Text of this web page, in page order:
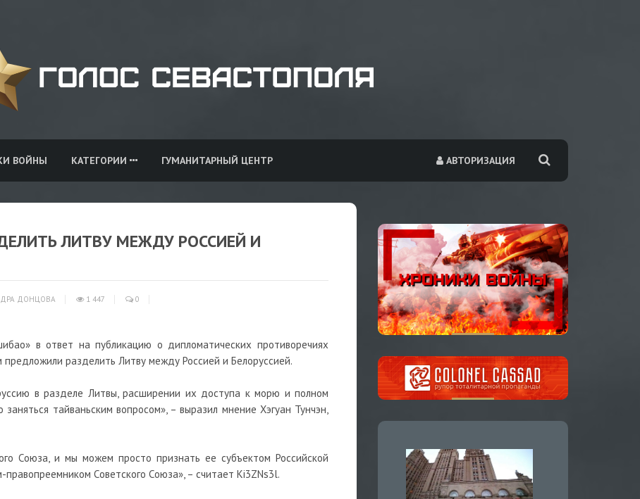
АВТОРИЗАЦИЯ
ВОЙНЫ КАТЕГОРИИ ГУМАНИТАРНЫЙ ЦЕНТР
ЛИТВУ МЕЖДУ РОССИЕЙ И
ДОНЦОВА 1 447 0
в ответ на публикацию о дипломатических противоречиях
разделить Литву между Россией и Белоруссией.
в разделе Литвы, расширении их доступа к морю и полном
тайваньским вопросом», – выразил мнение Хэгуан Тунчэн,
Союза, и мы можем просто признать ее субъектом Российской
Советского Союза», – считает Ki3ZNs3l.